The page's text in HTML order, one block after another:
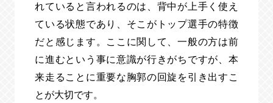
れていると言われるのは、背中が上手く使え
ている状態であり、そこがトップ選手の特徴
だと感じます。ここに関して、一般の方は前
に進むという事に意識が行きがちですが、本
来走ることに重要な胸郭の回旋を引き出すこ
とが大切です。